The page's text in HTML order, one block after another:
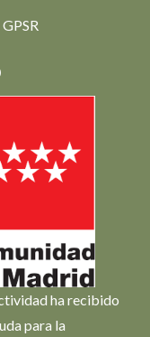
ha recibido
para la